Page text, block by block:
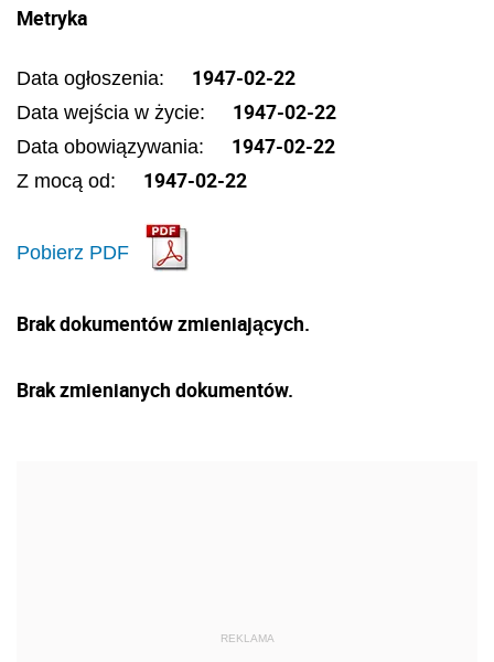
Metryka
Data ogłoszenia: 1947-02-22
Data wejścia w życie: 1947-02-22
Data obowiązywania: 1947-02-22
Z mocą od: 1947-02-22
Pobierz PDF
Brak dokumentów zmieniających.
Brak zmienianych dokumentów.